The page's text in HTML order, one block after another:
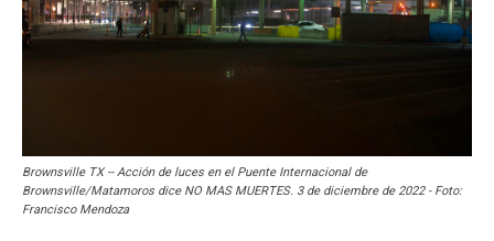
Brownsville TX -- Acción de luces en el Puente Internacional de
Brownsville/Matamoros dice NO MAS MUERTES. 3 de diciembre de 2022 - Foto:
Francisco Mendoza